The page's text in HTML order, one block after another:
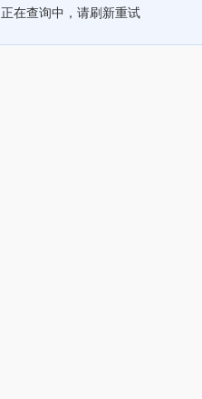
正在查询中，请刷新重试